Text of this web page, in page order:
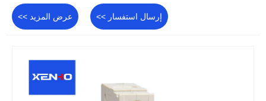
عرض المزيد >> إرسال استفسار >>